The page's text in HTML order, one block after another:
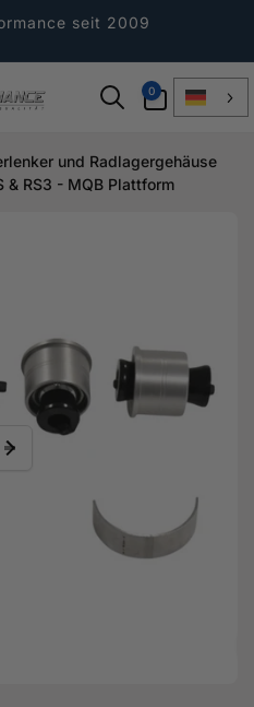
seit 2009
0
Artikel
und Radlagergehäuse
& RS3 - MQB Plattform